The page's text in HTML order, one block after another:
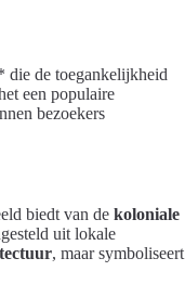
die de toegankelijkheid
een populaire
bezoekers
biedt van de koloniale
uit lokale
, maar symboliseert